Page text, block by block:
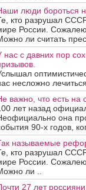
люди бороться
кто разрушал
России.
ли считать
нас с давних пор
несложно
важно, что есть на
лет назад
она
90-х годов,
называемые
кто разрушал
России.
ли ..
27 лет